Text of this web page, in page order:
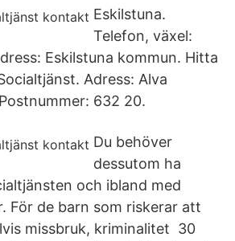
Eskilstuna.
Telefon, växel:
Eskilstuna kommun. Hitta
Adress: Alva
632 20.
Du behöver
dessutom ha
och ibland med
För de barn som riskerar att
missbruk, kriminalitet 30